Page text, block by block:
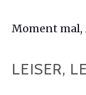
Moment mal,
LEISER,